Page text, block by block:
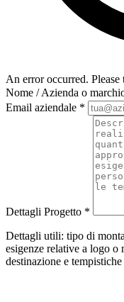
An error occurred. Please
Nome / Azienda o
Email aziendale *
Dettagli Progetto *
Dettagli utili: tipo di
esigenze relative a logo
destinazione e tempistiche